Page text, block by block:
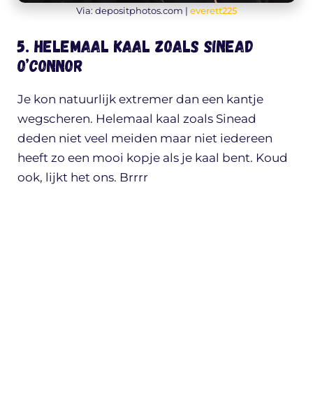
Via: depositphotos.com | everett225
5. Helemaal kaal zoals Sinead
O’Connor
Je kon natuurlijk extremer dan een kantje
wegscheren. Helemaal kaal zoals Sinead
deden niet veel meiden maar niet iedereen
heeft zo een mooi kopje als je kaal bent. Koud
ook, lijkt het ons. Brrrr